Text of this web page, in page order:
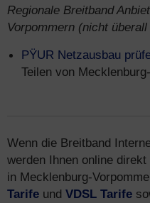
Regionale Breitband
Vorpommern (nicht
PŸUR Netzausbau
Teilen von
Wenn die Breitband
werden Ihnen online
in Mecklenburg-
Tarife und VDSL Tarife